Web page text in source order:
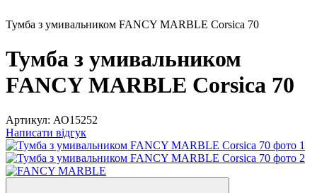
Тумба з умивальником FANCY MARBLE Corsica 70
Тумба з умивальником
FANCY MARBLE Corsica 70
Артикул: АО15252
Написати відгук